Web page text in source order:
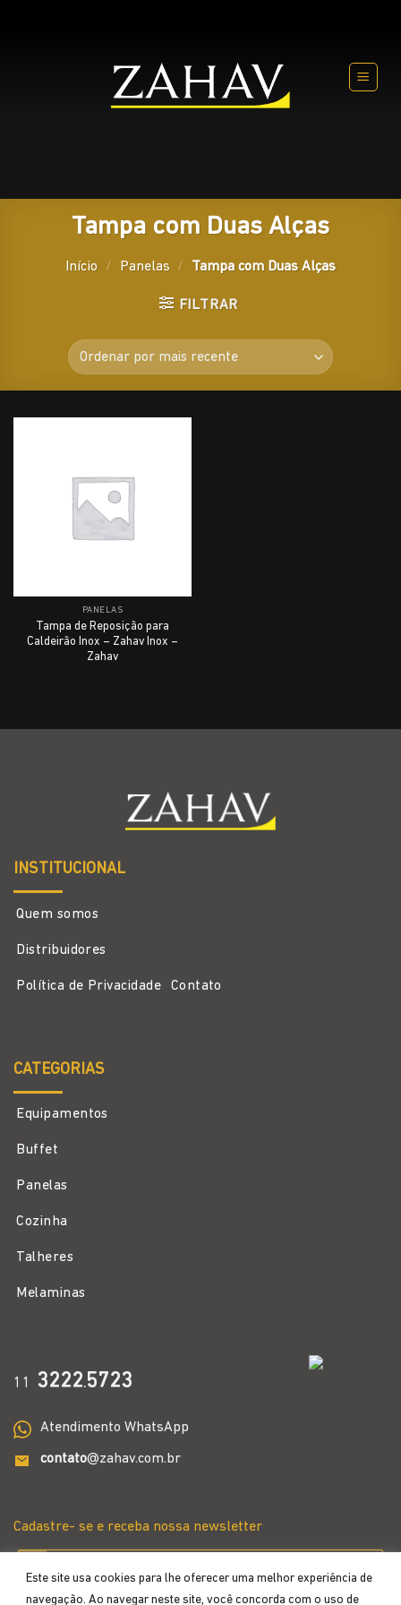
Este site usa cookies para lhe oferecer uma melhor experiência de
navegação. Ao navegar neste site, você concorda com o uso de
Tampa com Duas Alças
Início / Panelas / Tampa com Duas Alças
FILTRAR
PANELAS
Tampa de Reposição para
Caldeirão Inox – Zahav Inox –
Zahav
INSTITUCIONAL
Quem somos
Distribuidores
Política de Privacidade Contato
CATEGORIAS
Equipamentos
Buffet
Panelas
Cozinha
Talheres
Melaminas
11 3222.5723
Atendimento WhatsApp
contato@zahav.com.br
Cadastre- se e receba nossa newsletter